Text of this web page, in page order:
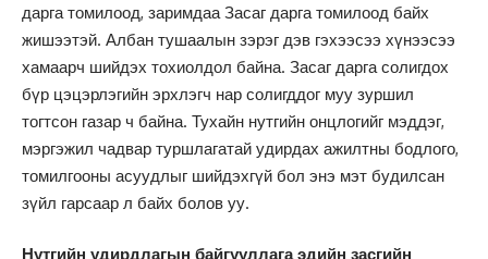
дарга томилоод, заримдаа Засаг дарга томилоод байх
жишээтэй. Албан тушаалын зэрэг дэв гэхээсээ хүнээсээ
хамаарч шийдэх тохиолдол байна. Засаг дарга солигдох
бүр цэцэрлэгийн эрхлэгч нар солигддог муу зуршил
тогтсон газар ч байна. Тухайн нутгийн онцлогийг мэддэг,
мэргэжил чадвар туршлагатай удирдах ажилтны бодлого,
томилгооны асуудлыг шийдэхгүй бол энэ мэт будилсан
зүйл гарсаар л байх болов уу.
Нутгийн удирдлагын байгууллага эдийн засгийн